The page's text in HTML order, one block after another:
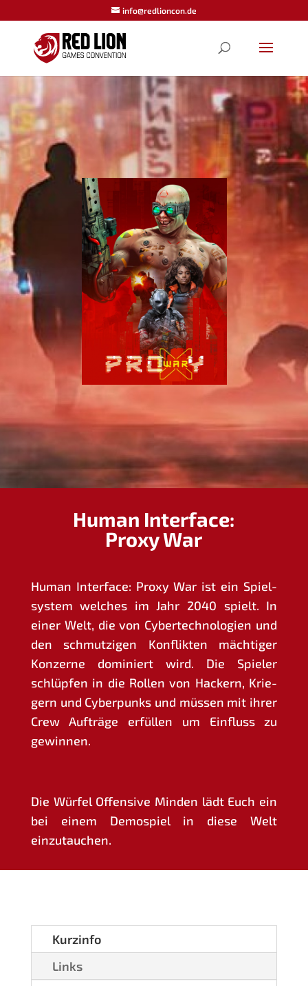
info@redlioncon.de
Human Interface:
Proxy War
Human Inter­face: Pro­xy War ist ein Spiel­
sys­tem wel­ches im Jahr 2040 spielt. In
einer Welt, die von Cyber­tech­no­lo­gien und
den schmut­zi­gen Kon­flik­ten mäch­ti­ger
Kon­zer­ne domi­niert wird. Die Spie­ler
schlüp­fen in die Rol­len von Hackern, Krie­
gern und Cyber­punks und müs­sen mit ihrer
Crew Auf­trä­ge erfül­len um Ein­fluss zu
gewinnen.
Die Wür­fel Offen­si­ve Min­den lädt Euch ein
bei einem Demo­spiel in die­se Welt
einzutauchen.
Kurz­in­fo
Links